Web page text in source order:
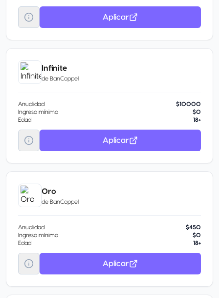
Aplicar
Infinite
de BanCoppel
Anualidad
$10000
Ingreso mínimo
$0
Edad
18+
Aplicar
Oro
de BanCoppel
Anualidad
$450
Ingreso mínimo
$0
Edad
18+
Aplicar